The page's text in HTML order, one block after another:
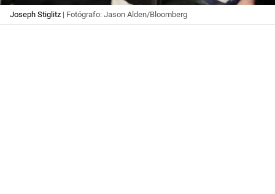
Joseph Stiglitz | Fotógrafo: Jason Alden/Bloomberg